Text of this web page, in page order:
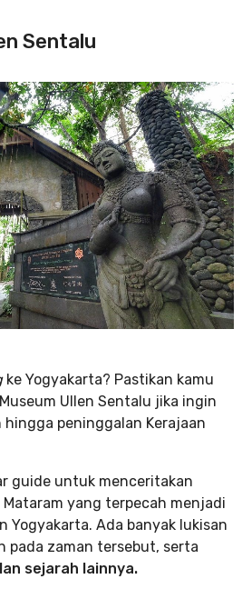
Sentalu
ke Yogyakarta? Pastikan kamu
Ullen Sentalu jika ingin
peninggalan Kerajaan
guide untuk menceritakan
Mataram yang terpecah menjadi
Yogyakarta. Ada banyak lukisan
pada zaman tersebut, serta
sejarah lainnya.